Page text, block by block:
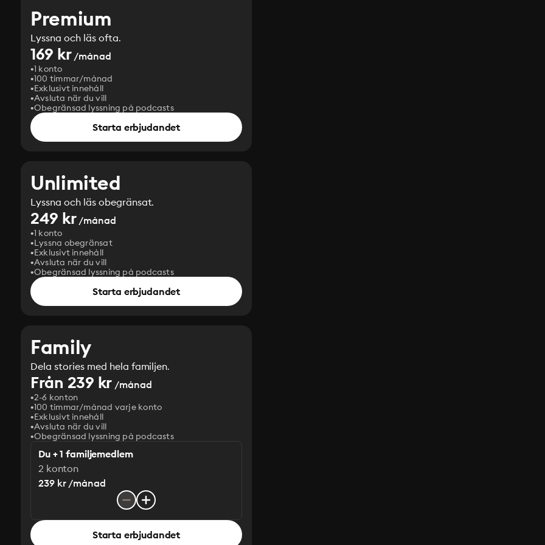
Premium
Lyssna och läs ofta.
169 kr/månad
1 konto
100 timmar/månad
Exklusivt innehåll
Avsluta när du vill
Obegränsad lyssning på podcasts
Starta erbjudandet
Unlimited
Lyssna och läs obegränsat.
249 kr/månad
1 konto
Lyssna obegränsat
Exklusivt innehåll
Avsluta när du vill
Obegränsad lyssning på podcasts
Starta erbjudandet
Family
Dela stories med hela familjen.
Från 239 kr /månad
2-6 konton
100 timmar/månad varje konto
Exklusivt innehåll
Avsluta när du vill
Obegränsad lyssning på podcasts
Du + 1 familjemedlem
2 konton
239 kr /månad
Starta erbjudandet